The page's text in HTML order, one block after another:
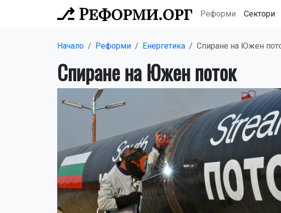
Реформи Сектори
Начало Реформи Енергетика Спиране на Южен
Спиране на Южен поток